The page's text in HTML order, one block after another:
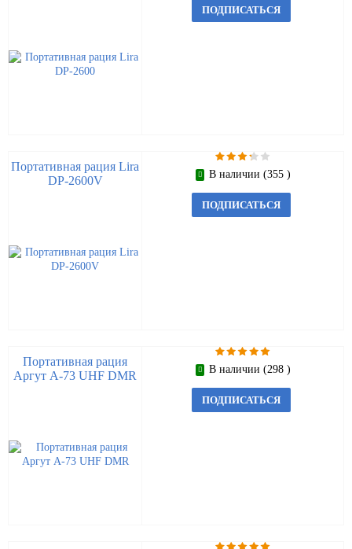
ПОДПИСАТЬСЯ
Портативная рация Lira
DP-2600V
В наличии (355 )
ПОДПИСАТЬСЯ
Портативная рация
Аргут А-73 UHF DMR
В наличии (298 )
ПОДПИСАТЬСЯ